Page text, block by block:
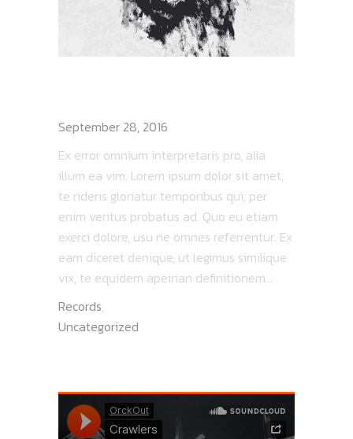
September 28, 2016
Ex error omnium interpretaris pro, alia
illum ea vim. Lorem ipsum dolor sit amet,
te ridens gloriatur temporibus qui, per
enim veritus probatus ad. Quo eu etiam
exerci dolore, usu ne omnes referrentur. Ex
eam diceret denique, ut legimus similique
vix, te equidem apeirian definitionem...
Records,
Uncategorized